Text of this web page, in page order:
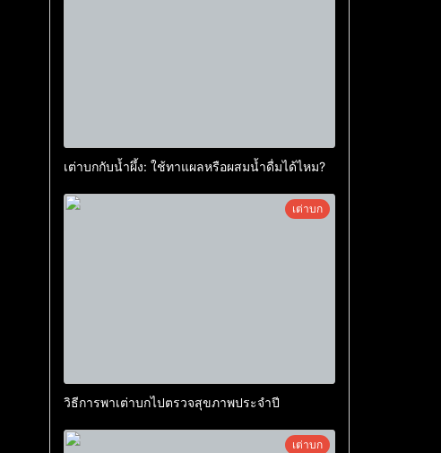
เต่าบกกับน้ำผึ้ง: ใช้ทาแผลหรือผสมน้ำดื่มได้ไหม?
เต่าบก
วิธีการพาเต่าบกไปตรวจสุขภาพประจำปี
เต่าบก